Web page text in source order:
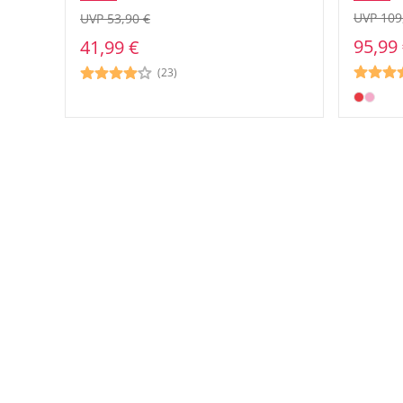
41,99 €
UVP 53,90 €
(23)
95,99
UVP